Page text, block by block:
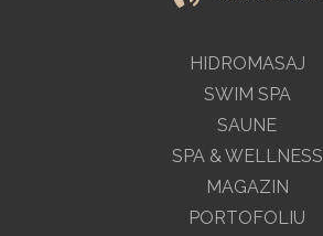
HIDROMASAJ
SWIM SPA
SAUNE
SPA & WELLNESS
MAGAZIN
PORTOFOLIU